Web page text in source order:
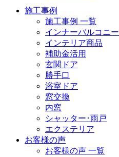
施工事例
施工事例 一覧
インナーバルコニー
インテリア商品
補助金活用
玄関ドア
勝手口
浴室ドア
窓交換
内窓
シャッター･雨戸
エクステリア
お客様の声
お客様の声 一覧